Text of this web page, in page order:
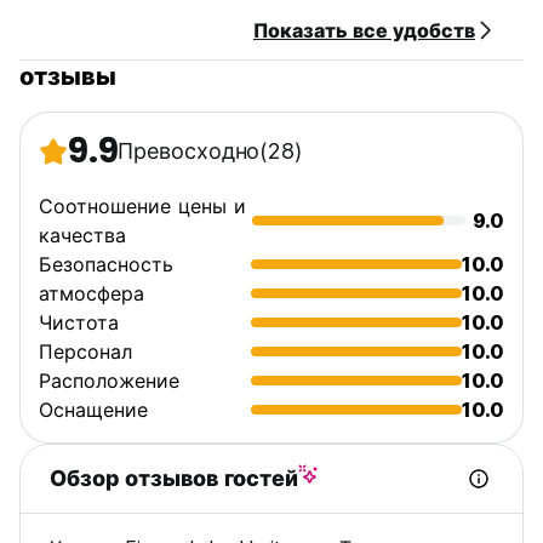
Показать все удобств
отзывы
9.9Превосходно(28)
Соотношение цены и
качества
9.0
Безопасность
10.0
атмосфера
10.0
Чистота
10.0
Персонал
10.0
Расположение
10.0
Оснащение
10.0
Обзор отзывов гостей